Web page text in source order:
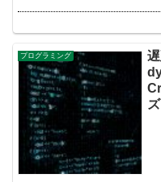
プログラミング
ズ